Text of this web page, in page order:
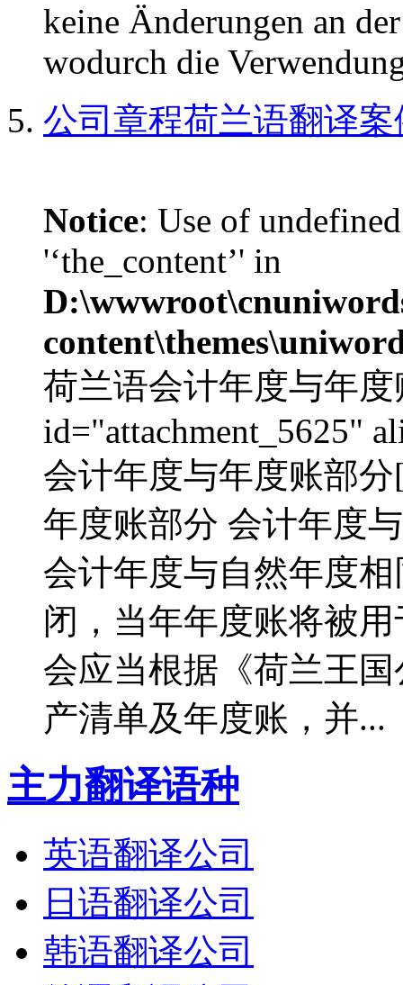
keine Änderungen an
wodurch die
公司章程荷兰语翻译
Notice: Use of
'‘the_content’' in
荷兰语会计年度与年
id="attachment_5625"
会计年度与年度账部
年度账部分 会计年度
会计年度与自然年度
闭，当年年度账将被
会应当根据《荷兰王
产清单及年度账，并...
主力翻译语种
英语翻译公司
日语翻译公司
韩语翻译公司